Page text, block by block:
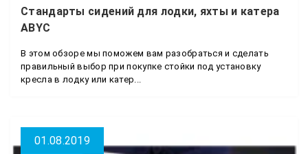
Стандарты сидений для лодки, яхты и катера
ABYC
В этом обзоре мы поможем вам разобраться и сделать
правильный выбор при покупке стойки под установку
кресла в лодку или катер...
01.08.2019